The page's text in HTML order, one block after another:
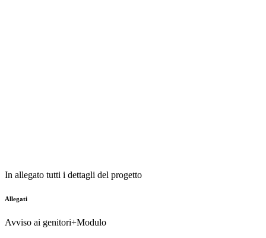
In allegato tutti i dettagli del progetto
Allegati
Avviso ai genitori+Modulo